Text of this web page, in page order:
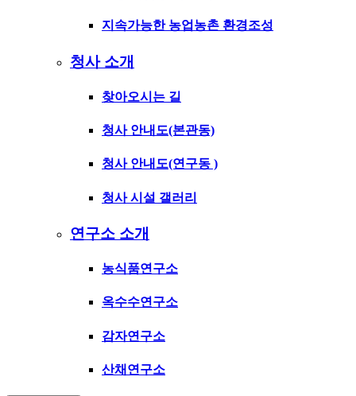
지속가능한 농업농촌 환경조성
청사 소개
찾아오시는 길
청사 안내도(본관동)
청사 안내도(연구동 )
청사 시설 갤러리
연구소 소개
농식품연구소
옥수수연구소
감자연구소
산채연구소